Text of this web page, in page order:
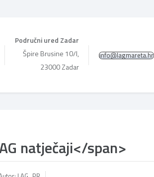
Područni ured Zadar
Špire Brusine 10/I,
23000 Zadar
info@lagmareta.hr
natječaji</span>